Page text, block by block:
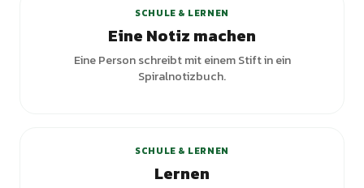
SCHULE & LERNEN
Eine Notiz machen
Eine Person schreibt mit einem Stift in ein
Spiralnotizbuch.
SCHULE & LERNEN
Lernen